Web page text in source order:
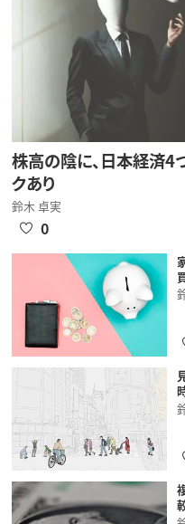
株高の陰に、日本経済4
クあり
鈴木 卓実
0